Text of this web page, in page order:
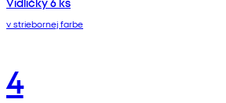
v striebornej farbe
4